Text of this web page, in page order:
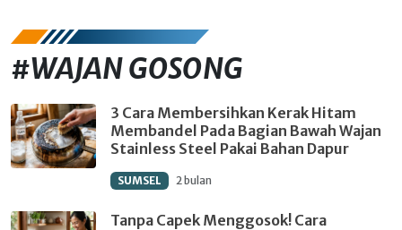
#WAJAN GOSONG
3 Cara Membersihkan Kerak Hitam
Membandel Pada Bagian Bawah Wajan
Stainless Steel Pakai Bahan Dapur
SUMSEL 2 bulan
Tanpa Capek Menggosok! Cara